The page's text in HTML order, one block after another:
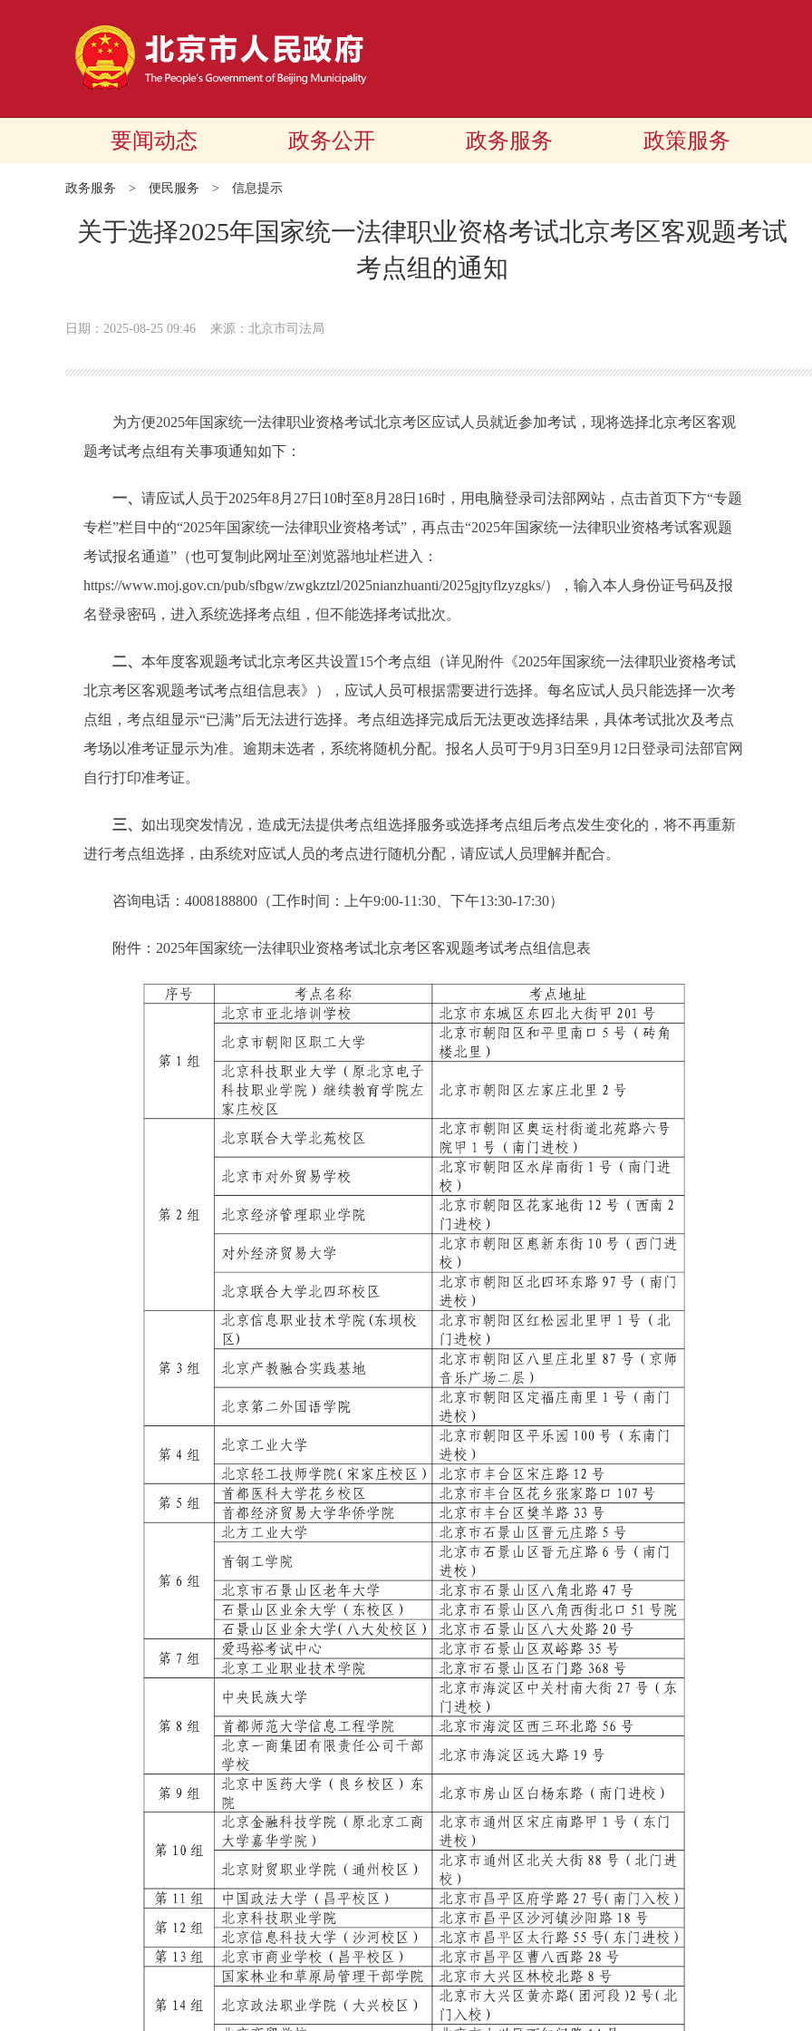
要闻动态 政务公开 政务服务 政策服务
政务服务 > 便民服务 > 信息提示
关于选择2025年国家统一法律职业资格考试北京考区客观题考试
考点组的通知
日期：2025-08-25 09:46 来源：北京市司法局
为方便2025年国家统一法律职业资格考试北京考区应试人员就近参加考试，现将选择北京考区客观
题考试考点组有关事项通知如下：
一、 请应试人员于2025年8月27日10时至8月28日16时，用电脑登录司法部网站，点击首页下方“专题
专栏”栏目中的“2025年国家统一法律职业资格考试”，再点击“2025年国家统一法律职业资格考试客观题
考试报名通道”（也可复制此网址至浏览器地址栏进入：
https://www.moj.gov.cn/pub/sfbgw/zwgkztzl/2025nianzhuanti/2025gjtyflzyzgks/），输入本人身份证号码及报
名登录密码，进入系统选择考点组，但不能选择考试批次。
二、 本年度客观题考试北京考区共设置15个考点组（详见附件《2025年国家统一法律职业资格考试
北京考区客观题考试考点组信息表》），应试人员可根据需要进行选择。每名应试人员只能选择一次考
点组，考点组显示“已满”后无法进行选择。考点组选择完成后无法更改选择结果，具体考试批次及考点
考场以准考证显示为准。逾期未选者，系统将随机分配。报名人员可于9月3日至9月12日登录司法部官网
自行打印准考证。
三、 如出现突发情况，造成无法提供考点组选择服务或选择考点组后考点发生变化的，将不再重新
进行考点组选择，由系统对应试人员的考点进行随机分配，请应试人员理解并配合。
咨询电话：4008188800（工作时间：上午9:00-11:30、下午13:30-17:30）
附件：2025年国家统一法律职业资格考试北京考区客观题考试考点组信息表